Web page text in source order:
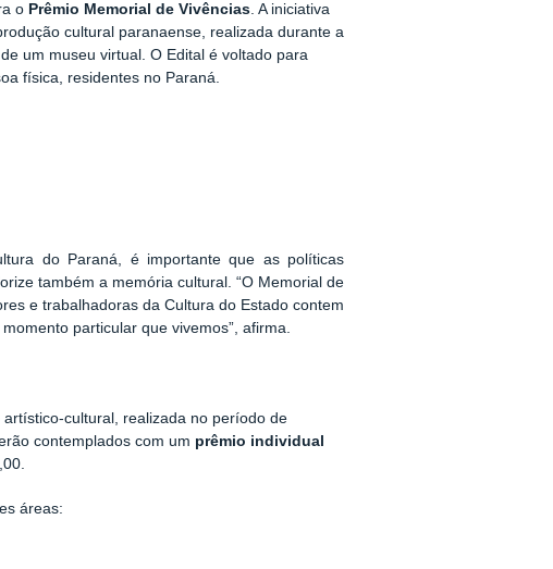
o Prêmio Memorial de Vivências. A iniciativa
cultural paranaense, realizada durante a
um museu virtual. O Edital é voltado para
física, residentes no Paraná.
do Paraná, é importante que as políticas
também a memória cultural. “O Memorial de
e trabalhadoras da Cultura do Estado contem
particular que vivemos”, afirma.
cultural, realizada no período de
contemplados com um prêmio individual
áreas: